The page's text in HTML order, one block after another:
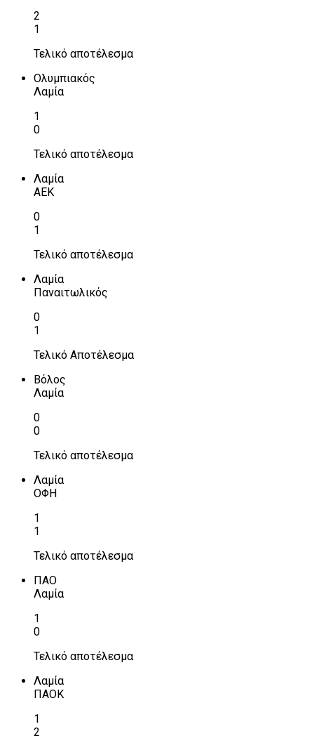
2
1
Τελικό αποτέλεσμα
Ολυμπιακός
Λαμία
1
0
Τελικό αποτέλεσμα
Λαμία
ΑΕΚ
0
1
Τελικό αποτέλεσμα
Λαμία
Παναιτωλικός
0
1
Τελικό Αποτέλεσμα
Βόλος
Λαμία
0
0
Τελικό αποτέλεσμα
Λαμία
ΟΦΗ
1
1
Τελικό αποτέλεσμα
ΠΑΟ
Λαμία
1
0
Τελικό αποτέλεσμα
Λαμία
ΠΑΟΚ
1
2